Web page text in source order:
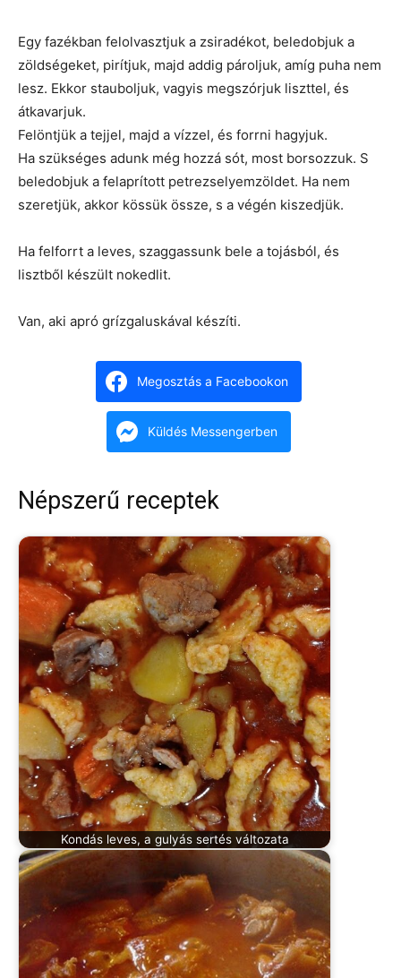
Egy fazékban felolvasztjuk a zsiradékot, beledobjuk a
zöldségeket, pirítjuk, majd addig pároljuk, amíg puha nem
lesz. Ekkor stauboljuk, vagyis megszórjuk liszttel, és
átkavarjuk.
Felöntjük a tejjel, majd a vízzel, és forrni hagyjuk.
Ha szükséges adunk még hozzá sót, most borsozzuk. S
beledobjuk a felaprított petrezselyemzöldet. Ha nem
szeretjük, akkor kössük össze, s a végén kiszedjük.
Ha felforrt a leves, szaggassunk bele a tojásból, és
lisztből készült nokedlit.
Van, aki apró grízgaluskával készíti.
Megosztás a Facebookon
Küldés Messengerben
Népszerű receptek
Kondás leves, a gulyás sertés változata